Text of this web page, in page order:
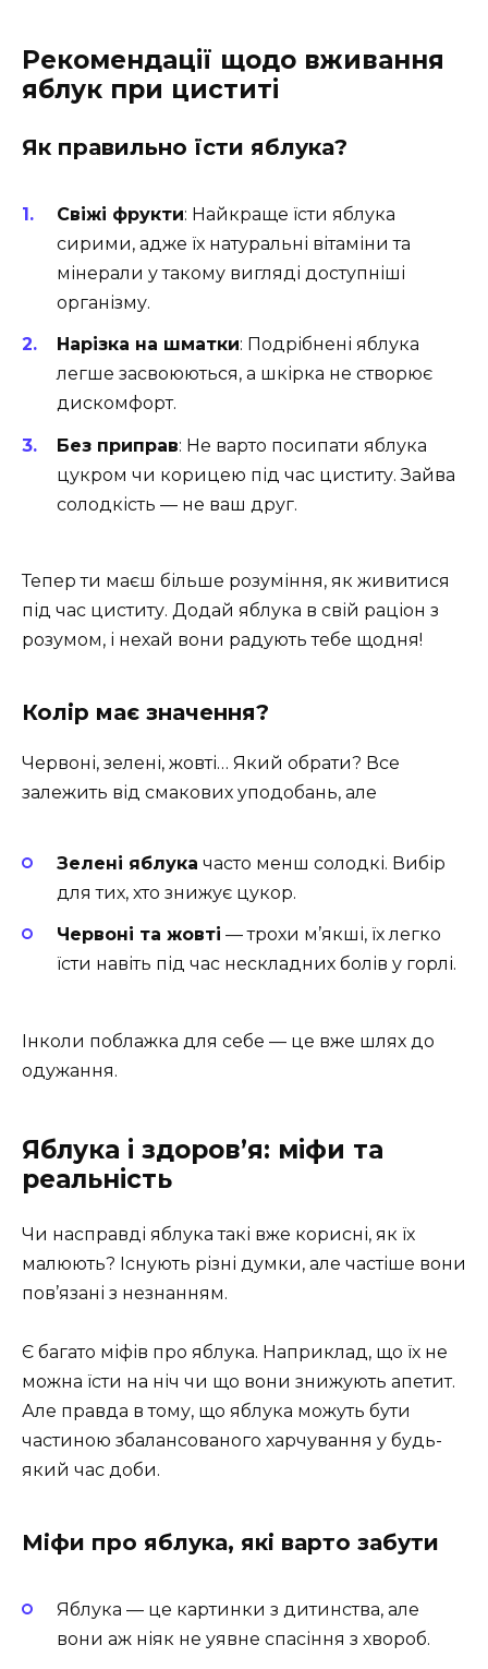
Рекомендації щодо вживання
яблук при циститі
Як правильно їсти яблука?
Свіжі фрукти: Найкраще їсти яблука
сирими, адже їх натуральні вітаміни та
мінерали у такому вигляді доступніші
організму.
Нарізка на шматки: Подрібнені яблука
легше засвоюються, а шкірка не створює
дискомфорт.
Без приправ: Не варто посипати яблука
цукром чи корицею під час циститу. Зайва
солодкість — не ваш друг.
Тепер ти маєш більше розуміння, як живитися
під час циститу. Додай яблука в свій раціон з
розумом, і нехай вони радують тебе щодня!
Колір має значення?
Червоні, зелені, жовті… Який обрати? Все
залежить від смакових уподобань, але
Зелені яблука часто менш солодкі. Вибір
для тих, хто знижує цукор.
Червоні та жовті — трохи м’якші, їх легко
їсти навіть під час нескладних болів у горлі.
Інколи поблажка для себе — це вже шлях до
одужання.
Яблука і здоров’я: міфи та
реальність
Чи насправді яблука такі вже корисні, як їх
малюють? Існують різні думки, але частіше вони
пов’язані з незнанням.
Є багато міфів про яблука. Наприклад, що їх не
можна їсти на ніч чи що вони знижують апетит.
Але правда в тому, що яблука можуть бути
частиною збалансованого харчування у будь-
який час доби.
Міфи про яблука, які варто забути
Яблука — це картинки з дитинства, але
вони аж ніяк не уявне спасіння з хвороб.